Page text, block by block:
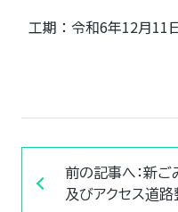
工期：令和6年12月11
前の記事へ：新
及びアクセス道